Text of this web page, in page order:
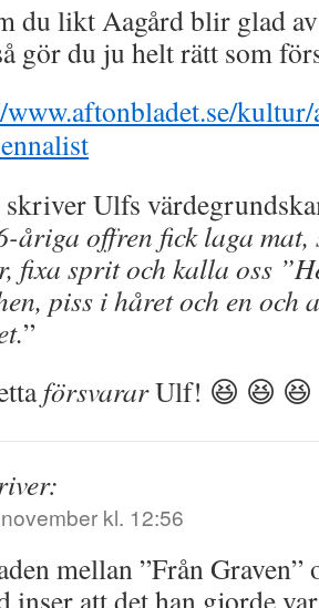
du likt Aagård blir glad
gör du ju helt rätt som
www.aftonbladet.se/
skriver Ulfs
åriga offren fick laga mat,
fixa sprit och kalla oss
piss i håret och en och
”
försvararUlf! 😆 😆 😆
kl. 12:56
mellan ”Från Graven”
inser att det han gjorde